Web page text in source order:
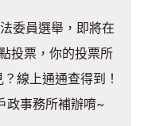
委員選舉，即將在
投票，你的投票所
線上通通查得到！
政事務所補辦唷~